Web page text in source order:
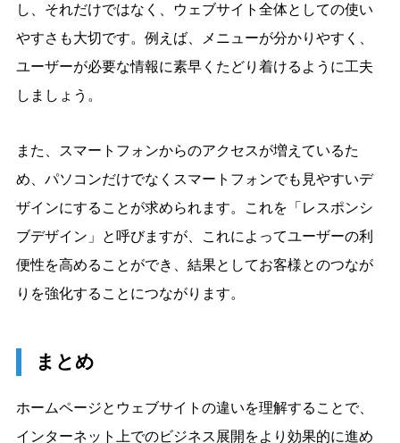
し、それだけではなく、ウェブサイト全体としての使い
やすさも大切です。例えば、メニューが分かりやすく、
ユーザーが必要な情報に素早くたどり着けるように工夫
しましょう。
また、スマートフォンからのアクセスが増えているた
め、パソコンだけでなくスマートフォンでも見やすいデ
ザインにすることが求められます。これを「レスポンシ
ブデザイン」と呼びますが、これによってユーザーの利
便性を高めることができ、結果としてお客様とのつなが
りを強化することにつながります。
まとめ
ホームページとウェブサイトの違いを理解することで、
インターネット上でのビジネス展開をより効果的に進め